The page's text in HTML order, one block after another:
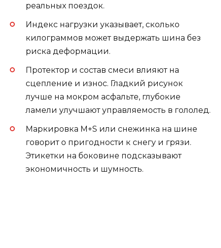
реальных поездок.
Индекс нагрузки указывает, сколько
килограммов может выдержать шина без
риска деформации.
Протектор и состав смеси влияют на
сцепление и износ. Гладкий рисунок
лучше на мокром асфальте, глубокие
ламели улучшают управляемость в гололед.
Маркировка M+S или снежинка на шине
говорит о пригодности к снегу и грязи.
Этикетки на боковине подсказывают
экономичность и шумность.